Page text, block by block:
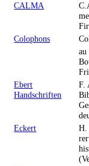
CALMA
Colophons
Ebert
Handschriften
F.
Eckert
H.